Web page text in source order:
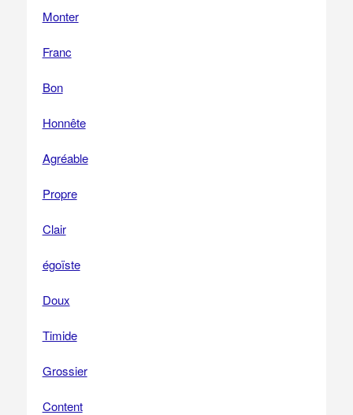
Monter
Franc
Bon
Honnête
Agréable
Propre
Clair
égoïste
Doux
Timide
Grossier
Content